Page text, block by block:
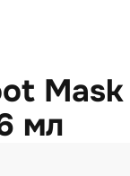
мл